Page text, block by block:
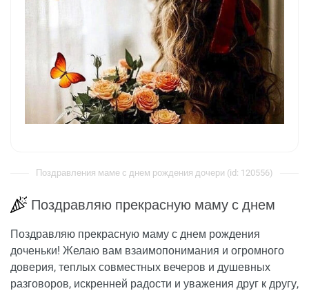
Поздравления маме с днем рождения дочери (id: 120556)
Поздравляю прекрасную маму с днем
Поздравляю прекрасную маму с днем рождения
доченьки! Желаю вам взаимопонимания и огромного
доверия, теплых совместных вечеров и душевных
разговоров, искренней радости и уважения друг к другу,